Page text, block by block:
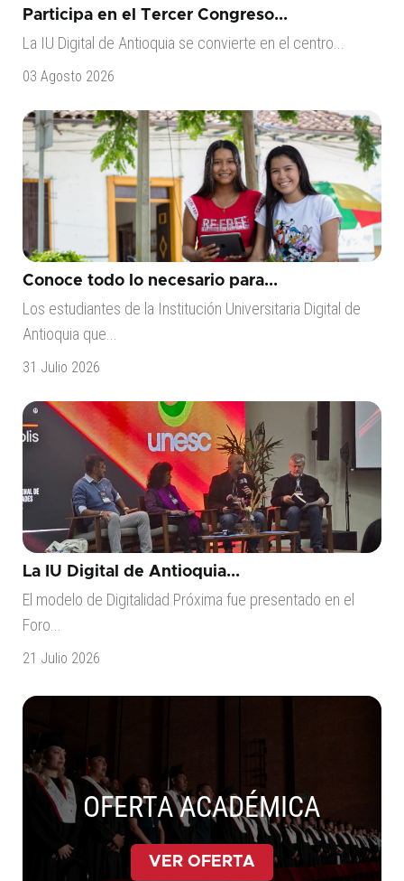
Participa en el Tercer Congreso...
La IU Digital de Antioquia se convierte en el centro...
03 Agosto 2026
Conoce todo lo necesario para...
Los estudiantes de la Institución Universitaria Digital de
Antioquia que...
31 Julio 2026
La IU Digital de Antioquia...
El modelo de Digitalidad Próxima fue presentado en el
Foro...
21 Julio 2026
OFERTA ACADÉMICA
VER OFERTA